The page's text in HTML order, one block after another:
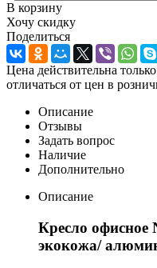
В корзину
Хочу скидку
Поделиться
Цена действительна
отличаться от цен в
Описание
Отзывы
Задать вопрос
Наличие
Дополнительно
Описание
Кресло офисное
экокожа/